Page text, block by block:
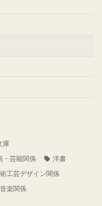
庫
・芸能関係 洋書
工芸デザイン関係
音楽関係